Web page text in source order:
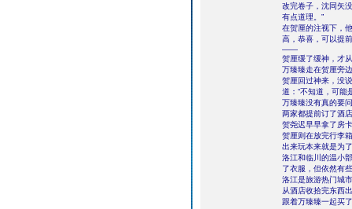
改完卷子，沈同矢
有点道理。”
在贺厘的注视下，
高，恭喜，可以提
——
贺厘缓了缓神，才
万臻臻走在贺厘旁
贺厘回过神来，没
道：“不知道，可能
万臻臻没有真的要
两家都提前订了酒
贺尧迟早早拿了房
贺厘则在放完行李
出来玩本来就是为
洛江和临川的温小
了衣服，但依然有
洛江是旅游热门城
从酒店收拾完东西
跟着万臻臻一起买